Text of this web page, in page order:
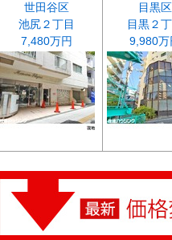
世田谷区
池尻２丁目
7,480万円
目黒区
目黒２
9,980万